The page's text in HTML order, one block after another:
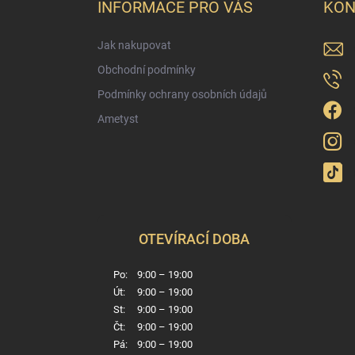
INFORMACE PRO VÁS
Jak nakupovat
Obchodní podmínky
Podmínky ochrany osobních údajů
Ametyst
OTEVÍRACÍ DOBA
Po:
9:00 – 19:00
Út:
9:00 – 19:00
St:
9:00 – 19:00
Čt:
9:00 – 19:00
Pá:
9:00 – 19:00